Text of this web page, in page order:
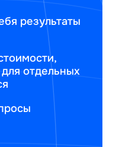
результаты
отдельных